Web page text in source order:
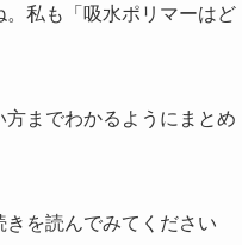
私も「吸水ポリマーはど
までわかるようにまとめ
を読んでみてください